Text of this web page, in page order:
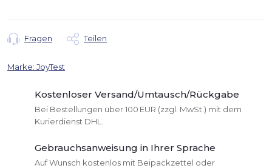
Fragen Teilen
Marke: JoyTest
Kostenloser Versand/Umtausch/Rückgabe
Bei Bestellungen über 100 EUR (zzgl. MwSt.) mit dem
Kurierdienst DHL.
Gebrauchsanweisung in Ihrer Sprache
Auf Wunsch kostenlos mit Beipackzettel oder